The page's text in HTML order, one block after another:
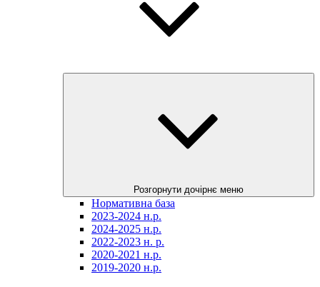
Розгорнути дочірнє меню
Нормативна база
2023-2024 н.р.
2024-2025 н.р.
2022-2023 н. р.
2020-2021 н.р.
2019-2020 н.р.